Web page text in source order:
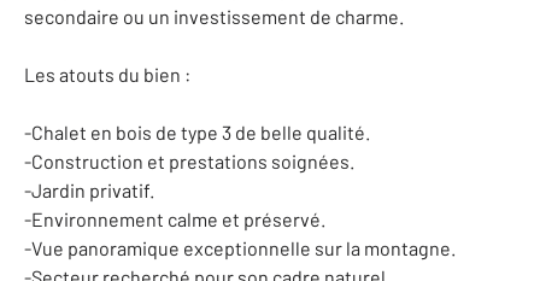
secondaire ou un investissement de charme.
Les atouts du bien :
-Chalet en bois de type 3 de belle qualité.
-Construction et prestations soignées.
-Jardin privatif.
-Environnement calme et préservé.
-Vue panoramique exceptionnelle sur la montagne.